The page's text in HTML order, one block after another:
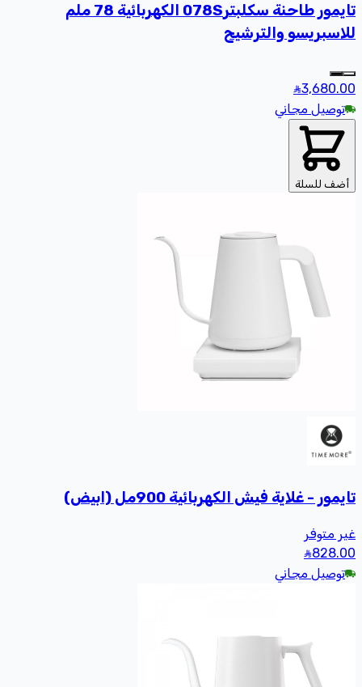
تايمور طاحنة سكلبتر078S الكهربائية 78 ملم
للاسبريسو والترشيح
3,680.00
توصيل مجاني
أضف للسلة
تايمور - غلاية فيش الكهربائية 900مل (ابيض)
غير متوفر
828.00
توصيل مجاني